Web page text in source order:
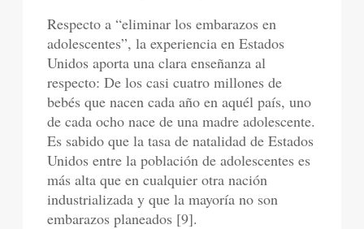
Respecto a “eliminar los embarazos en
adolescentes”, la experiencia en Estados
Unidos aporta una clara enseñanza al
respecto: De los casi cuatro millones de
bebés que nacen cada año en aquél país, uno
de cada ocho nace de una madre adolescente.
Es sabido que la tasa de natalidad de Estados
Unidos entre la población de adolescentes es
más alta que en cualquier otra nación
industrializada y que la mayoría no son
embarazos planeados [9].